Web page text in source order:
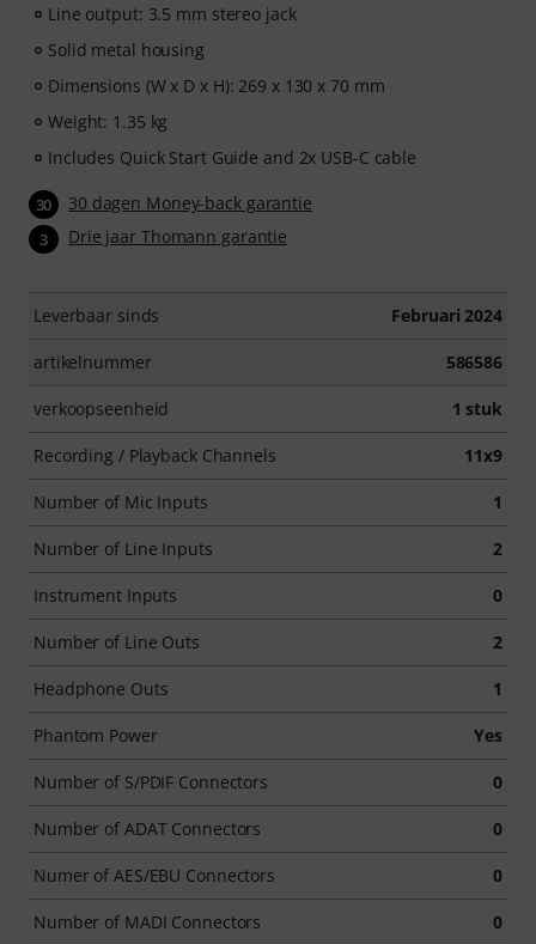
Line output: 3.5 mm stereo jack
Solid metal housing
Dimensions (W x D x H): 269 x 130 x 70 mm
Weight: 1.35 kg
Includes Quick Start Guide and 2x USB-C cable
30 30 dagen Money-back garantie
3 Drie jaar Thomann garantie
Leverbaar sinds Februari 2024
artikelnummer 586586
verkoopseenheid 1 stuk
Recording / Playback Channels 11x9
Number of Mic Inputs 1
Number of Line Inputs 2
Instrument Inputs 0
Number of Line Outs 2
Headphone Outs 1
Phantom Power Yes
Number of S/PDIF Connectors 0
Number of ADAT Connectors 0
Numer of AES/EBU Connectors 0
Number of MADI Connectors 0